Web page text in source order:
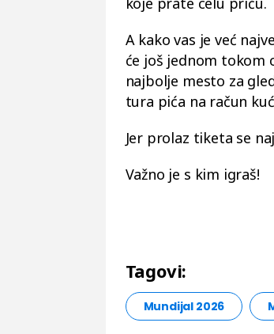
A kako vas je već
će još jednom tokom
najbolje mesto za
tura pića na račun
Jer prolaz tiketa se
Važno je s kim igraš!
Tagovi:
Mundijal 2026